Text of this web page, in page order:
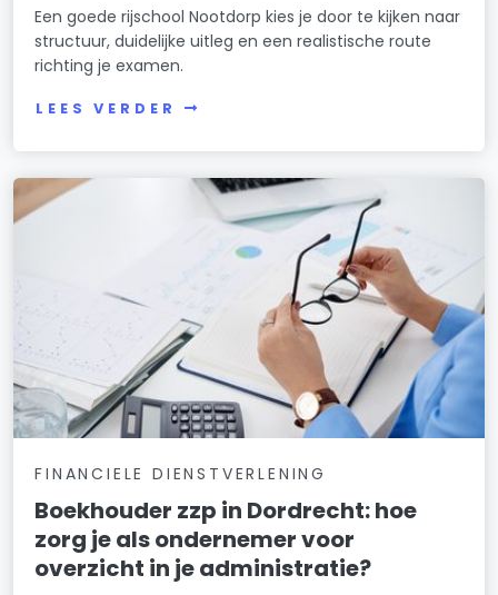
Een goede rijschool Nootdorp kies je door te kijken naar
structuur, duidelijke uitleg en een realistische route
richting je examen.
LEES VERDER
FINANCIELE DIENSTVERLENING
Boekhouder zzp in Dordrecht: hoe
zorg je als ondernemer voor
overzicht in je administratie?